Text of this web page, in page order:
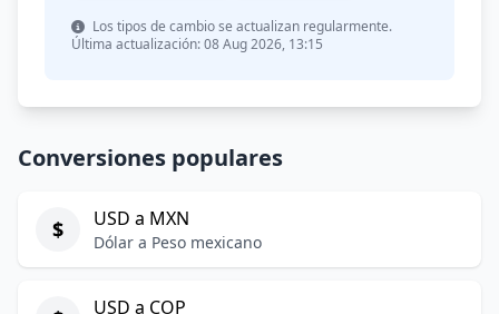
Los tipos de cambio se actualizan regularmente.
Última actualización: 08 Aug 2026, 13:15
Conversiones populares
$ USD a MXN
Dólar a Peso mexicano
USD a COP